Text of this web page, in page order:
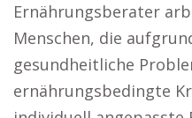
Ernährungsberater
Menschen, die
gesundheitliche
ernährungsbedingte